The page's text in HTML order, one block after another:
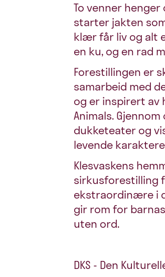
To venner
starter jakten
klær får liv og alt
en ku, og en rad
Forestillingen er
samarbeid med
og er inspirert av
Animals.
dukketeater og
levende
Klesvaskens
sirkusforestilling
ekstraordinære i
gir rom for
uten ord.
DKS - Den